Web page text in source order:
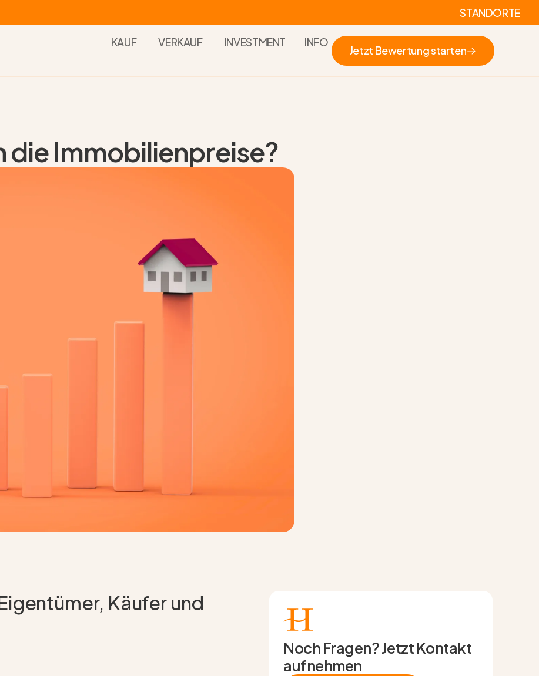
STANDORTE
KAUF VERKAUF INVESTMENT INFO
Jetzt Bewertung starten
die Immobilienpreise?
Käufer und
Noch Fragen? Jetzt Kontakt
aufnehmen